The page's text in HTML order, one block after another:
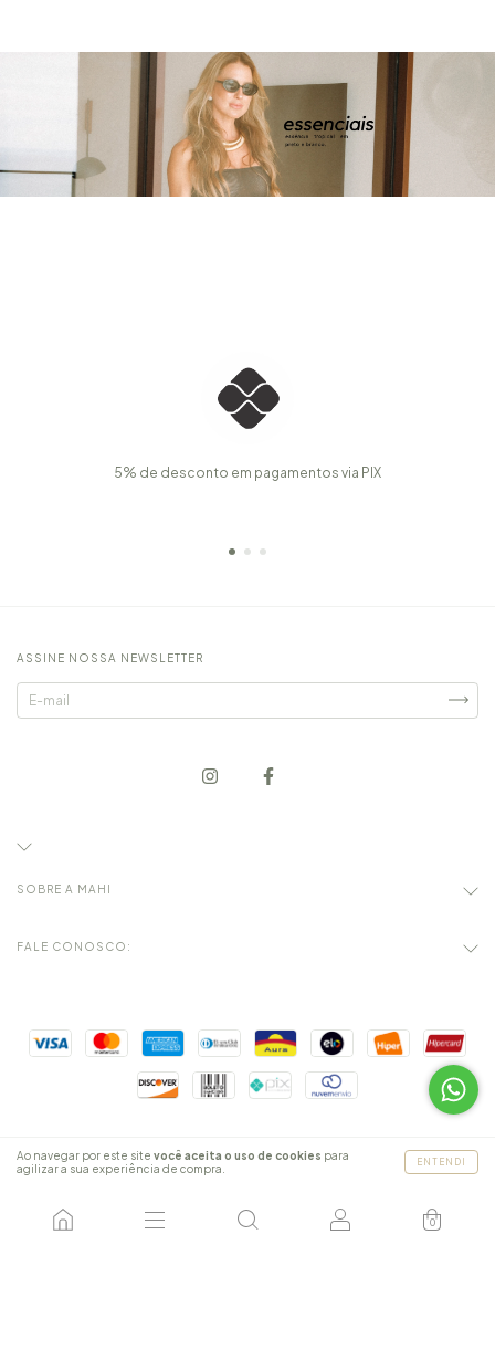
Ao navegar por este site você aceita o uso de cookies para
agilizar a sua experiência de compra.
ENTENDI
0
5% de desconto em pagamentos via PIX
ASSINE NOSSA NEWSLETTER
SOBRE A MAHI
FALE CONOSCO: